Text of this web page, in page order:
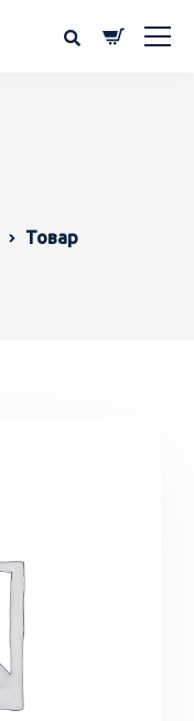
Товар